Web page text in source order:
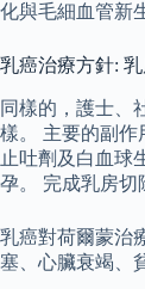
化與毛細血管新
乳癌治療方針:
同樣的，護士、
樣。 主要的副作
止吐劑及白血球
孕。 完成乳房切
乳癌對荷爾蒙治
塞、心臟衰竭、